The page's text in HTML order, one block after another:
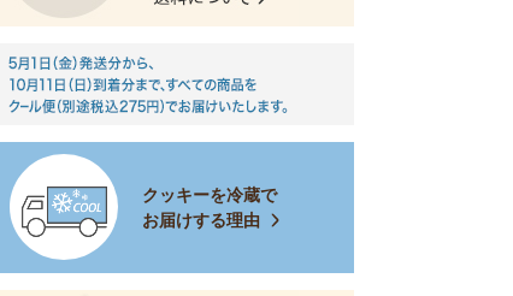
クッキーを冷蔵で
お届けする理由